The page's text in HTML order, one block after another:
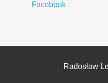
Facebook
Radosław